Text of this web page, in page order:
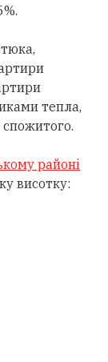
тепла,
спожитого.
районі
висотку: